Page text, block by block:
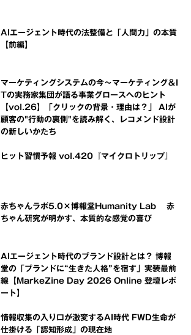
AIエージェント時代の法整備と「人間力」の本質
【前編】
マーケティングシステムの今～マーケティング＆I
Tの実務家集団が語る事業グロースへのヒント
【vol.26】「クリックの背景・理由は？」 AIが
顧客の"行動の裏側"を読み解く、レコメンド設計
の新しいかたち
ヒット習慣予報 vol.420『マイクロトリップ』
赤ちゃんラボ5.0×博報堂Humanity Lab 赤
ちゃん研究が明かす、本質的な感覚の喜び
AIエージェント時代のブランド設計とは？ 博報
堂の「ブランドに“生きた人格”を宿す」実装最前
線【MarkeZine Day 2026 Online 登壇レポ
ート】
情報収集の入り口が激変するAI時代 FWD生命が
仕掛ける「認知形成」の現在地